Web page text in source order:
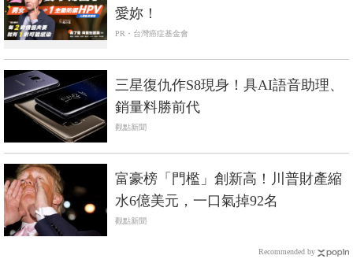
愛妳！
PR・台灣癌症基金會
三星復仇作S8現身！具AI語音助理、
銷量料勝前代
觀點新聞
富豪榜「門檻」創新高！川普財產縮
水6億美元，一口氣掉92名
觀點新聞
Recommended by